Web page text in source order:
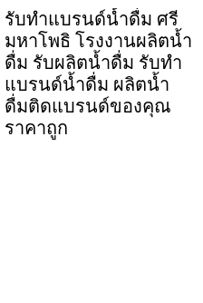
รับทำแบรนด์น้ำดื่ม ศรี
มหาโพธิ โรงงานผลิตน้ำ
ดื่ม รับผลิตน้ำดื่ม รับทำ
แบรนด์น้ำดื่ม ผลิตน้ำ
ดื่มติดแบรนด์ของคุณ
ราคาถูก